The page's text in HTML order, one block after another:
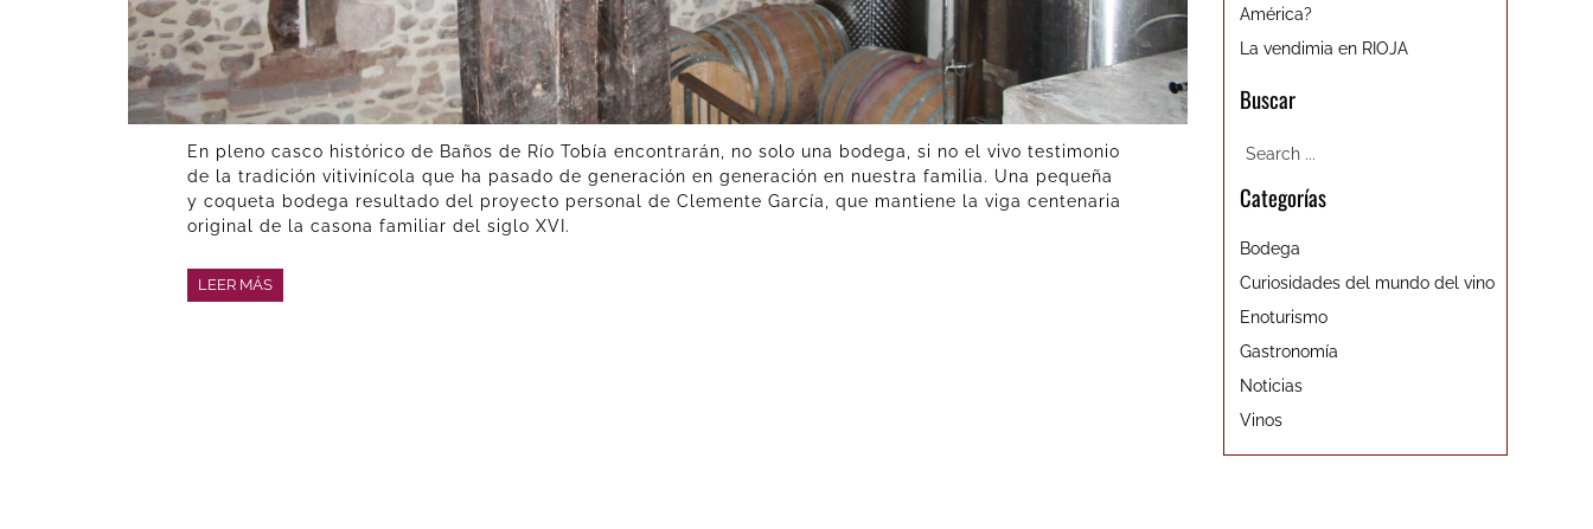
En pleno casco histórico de Baños de Río Tobía encontrarán, no solo una bodega, si no el vivo testimonio
de la tradición vitivinícola que ha pasado de generación en generación en nuestra familia. Una pequeña
y coqueta bodega resultado del proyecto personal de Clemente García, que mantiene la viga centenaria
original de la casona familiar del siglo XVI.
LEER MÁS
América?
La vendimia en RIOJA
Buscar
Categorías
Bodega
Curiosidades del mundo del vino
Enoturismo
Gastronomía
Noticias
Vinos